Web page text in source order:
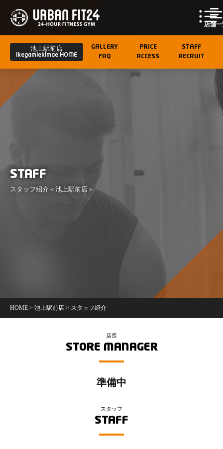
店舗一
池上駅前店
Ikegamiekimae HOME
GALLERY PRICE
STAFF
FAQ
ACCESS RECRUIT
STAFF
スタッフ紹介＜池上駅前店＞
HOME > 池上駅前店 > スタッフ紹介
店長
STORE MANAGER
準備中
スタッフ
STAFF